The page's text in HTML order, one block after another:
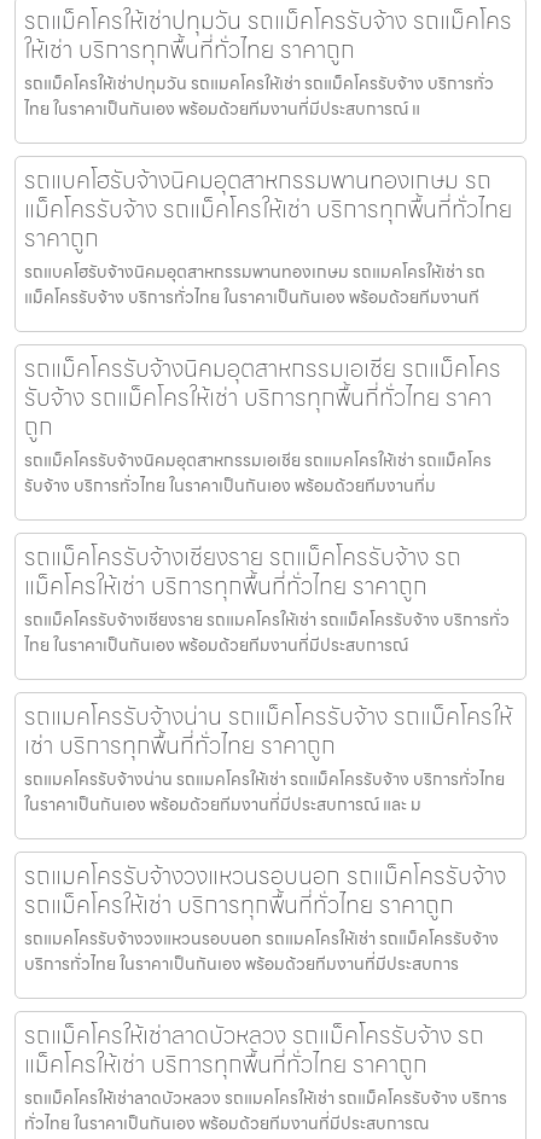
รถแม็คโครให้เช่าปทุมวัน รถแม็คโครรับจ้าง รถแม็คโคร
ให้เช่า บริการทุกพื้นที่ทั่วไทย ราคาถูก
รถแม็คโครให้เช่าปทุมวัน รถแมคโครให้เช่า รถแม็คโครรับจ้าง บริการทั่ว
ไทย ในราคาเป็นกันเอง พร้อมด้วยทีมงานที่มีประสบการณ์ แ
รถแบคโฮรับจ้างนิคมอุตสาหกรรมพานทองเกษม รถ
แม็คโครรับจ้าง รถแม็คโครให้เช่า บริการทุกพื้นที่ทั่วไทย
ราคาถูก
รถแบคโฮรับจ้างนิคมอุตสาหกรรมพานทองเกษม รถแมคโครให้เช่า รถ
แม็คโครรับจ้าง บริการทั่วไทย ในราคาเป็นกันเอง พร้อมด้วยทีมงานที
รถแม็คโครรับจ้างนิคมอุตสาหกรรมเอเชีย รถแม็คโคร
รับจ้าง รถแม็คโครให้เช่า บริการทุกพื้นที่ทั่วไทย ราคา
ถูก
รถแม็คโครรับจ้างนิคมอุตสาหกรรมเอเชีย รถแมคโครให้เช่า รถแม็คโคร
รับจ้าง บริการทั่วไทย ในราคาเป็นกันเอง พร้อมด้วยทีมงานที่ม
รถแม็คโครรับจ้างเชียงราย รถแม็คโครรับจ้าง รถ
แม็คโครให้เช่า บริการทุกพื้นที่ทั่วไทย ราคาถูก
รถแม็คโครรับจ้างเชียงราย รถแมคโครให้เช่า รถแม็คโครรับจ้าง บริการทั่ว
ไทย ในราคาเป็นกันเอง พร้อมด้วยทีมงานที่มีประสบการณ์
รถแมคโครรับจ้างน่าน รถแม็คโครรับจ้าง รถแม็คโครให้
เช่า บริการทุกพื้นที่ทั่วไทย ราคาถูก
รถแมคโครรับจ้างน่าน รถแมคโครให้เช่า รถแม็คโครรับจ้าง บริการทั่วไทย
ในราคาเป็นกันเอง พร้อมด้วยทีมงานที่มีประสบการณ์ และ ม
รถแมคโครรับจ้างวงแหวนรอบนอก รถแม็คโครรับจ้าง
รถแม็คโครให้เช่า บริการทุกพื้นที่ทั่วไทย ราคาถูก
รถแมคโครรับจ้างวงแหวนรอบนอก รถแมคโครให้เช่า รถแม็คโครรับจ้าง
บริการทั่วไทย ในราคาเป็นกันเอง พร้อมด้วยทีมงานที่มีประสบการ
รถแม็คโครให้เช่าลาดบัวหลวง รถแม็คโครรับจ้าง รถ
แม็คโครให้เช่า บริการทุกพื้นที่ทั่วไทย ราคาถูก
รถแม็คโครให้เช่าลาดบัวหลวง รถแมคโครให้เช่า รถแม็คโครรับจ้าง บริการ
ทั่วไทย ในราคาเป็นกันเอง พร้อมด้วยทีมงานที่มีประสบการณ